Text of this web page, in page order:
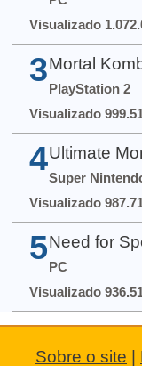
Visualizado
3 Mortal
PlayStation 2
Visualizado
4 Ultimate
Super
Visualizado
5 Need for
PC
Visualizado
Sobre o site |